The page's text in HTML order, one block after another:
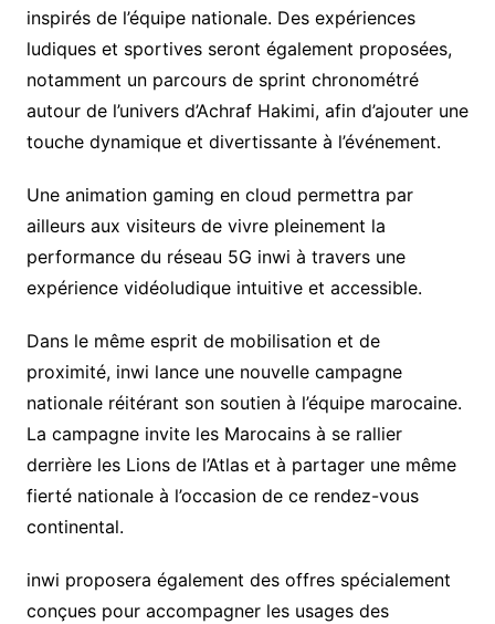
inspirés de l’équipe nationale. Des expériences
ludiques et sportives seront également proposées,
notamment un parcours de sprint chronométré
autour de l’univers d’Achraf Hakimi, afin d’ajouter une
touche dynamique et divertissante à l’événement.
Une animation gaming en cloud permettra par
ailleurs aux visiteurs de vivre pleinement la
performance du réseau 5G inwi à travers une
expérience vidéoludique intuitive et accessible.
Dans le même esprit de mobilisation et de
proximité, inwi lance une nouvelle campagne
nationale réitérant son soutien à l’équipe marocaine.
La campagne invite les Marocains à se rallier
derrière les Lions de l’Atlas et à partager une même
fierté nationale à l’occasion de ce rendez-vous
continental.
inwi proposera également des offres spécialement
conçues pour accompagner les usages des